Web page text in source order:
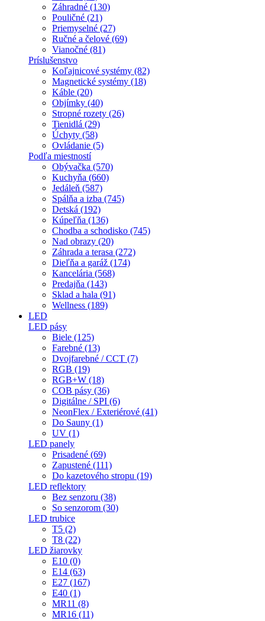
Záhradné (130)
Pouličné (21)
Priemyselné (27)
Ručné a čelové (69)
Vianočné (81)
Príslušenstvo
Koľajnicové systémy (82)
Magnetické systémy (18)
Káble (20)
Objímky (40)
Stropné rozety (26)
Tienidlá (29)
Úchyty (58)
Ovládanie (5)
Podľa miestností
Obývačka (570)
Kuchyňa (660)
Jedáleň (587)
Spálňa a izba (745)
Detská (192)
Kúpeľňa (136)
Chodba a schodisko (745)
Nad obrazy (20)
Záhrada a terasa (272)
Dieľňa a garáž (174)
Kancelária (568)
Predajňa (143)
Sklad a hala (91)
Wellness (189)
LED
LED pásy
Biele (125)
Farebné (13)
Dvojfarebné / CCT (7)
RGB (19)
RGB+W (18)
COB pásy (36)
Digitálne / SPI (6)
NeonFlex / Exteriérové (41)
Do Sauny (1)
UV (1)
LED panely
Prisadené (69)
Zapustené (111)
Do kazetového stropu (19)
LED reflektory
Bez senzoru (38)
So senzorom (30)
LED trubice
T5 (2)
T8 (22)
LED žiarovky
E10 (0)
E14 (63)
E27 (167)
E40 (1)
MR11 (8)
MR16 (11)